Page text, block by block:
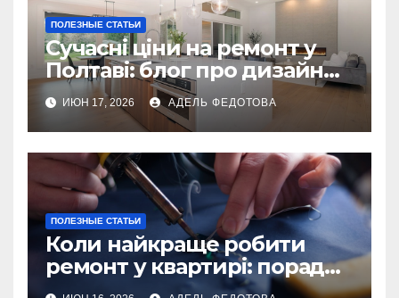
ПОЛЕЗНЫЕ СТАТЬИ
Сучасні ціни на ремонт у
Полтаві: блог про дизайн
інтер\’єру
ИЮН 17, 2026 АДЕЛЬ ФЕДОТОВА
ПОЛЕЗНЫЕ СТАТЬИ
Коли найкраще робити
ремонт у квартирі: поради
та особливості 2026